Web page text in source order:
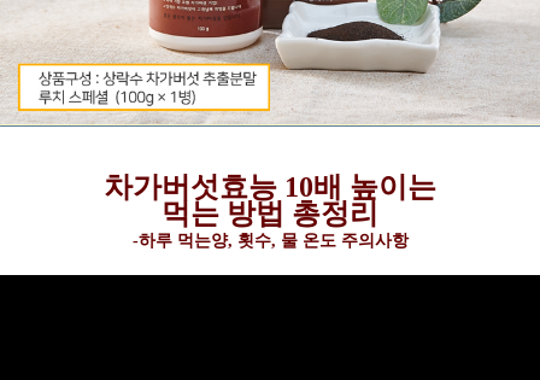
차가버섯효능 10배 높이는
먹는 방법 총정리
-하루 먹는양, 횟수, 물 온도 주의사항